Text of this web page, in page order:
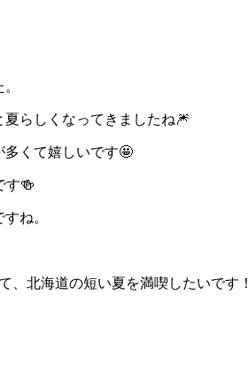
らしくなってきましたね🎆
多くて嬉しいです🤩
す🍻
ね。
、北海道の短い夏を満喫したいです！